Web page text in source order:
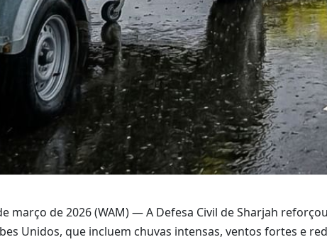
de março de 2026 (WAM) — A Defesa Civil de Sharjah
Unidos, que incluem chuvas intensas, ventos fortes e